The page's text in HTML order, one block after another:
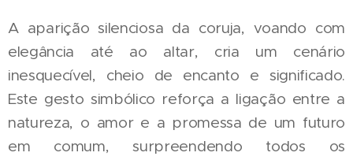
A aparição silenciosa da coruja, voando com
elegância até ao altar, cria um cenário
inesquecível, cheio de encanto e significado.
Este gesto simbólico reforça a ligação entre a
natureza, o amor e a promessa de um futuro
em comum, surpreendendo todos os